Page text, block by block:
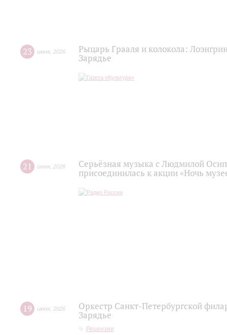
23 июня 2026
Рыцарь Грааля и колокола:
Зарядье
21 июня 2026
Серьёзная музыка с Людмилой
присоединилась к акции «Ночь
19 июня 2026
Оркестр Санкт‑Петербургской
Зарядье
Рецензии